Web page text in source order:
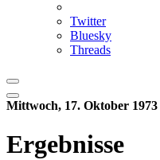
Twitter
Bluesky
Threads
Mittwoch, 17. Oktober 1973
Ergebnisse